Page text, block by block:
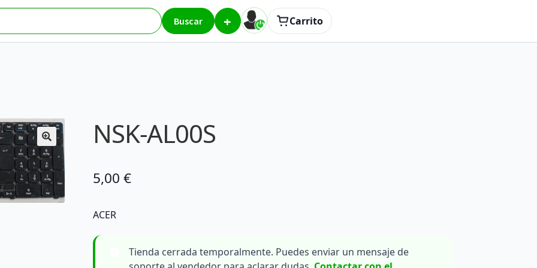
Buscar + Carrito
NSK-AL00S
5,00 €
ACER
Tienda cerrada temporalmente. Puedes enviar un mensaje de